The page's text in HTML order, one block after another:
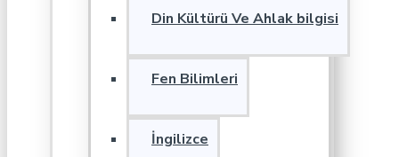
Din Kültürü Ve Ahlak bilgisi
Fen Bilimleri
İngilizce